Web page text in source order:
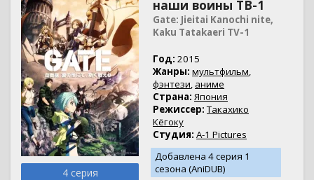
4 серия
наши воины ТВ-1
Gate: Jieitai Kanochi nite,
Kaku Tatakaeri TV-1
Год: 2015
Жанры: мультфильм,
фэнтези, аниме
Страна: Япония
Режиссер: Такахико
Кёгоку
Студия: A-1 Pictures
Добавлена 4 серия 1
сезона (AniDUB)